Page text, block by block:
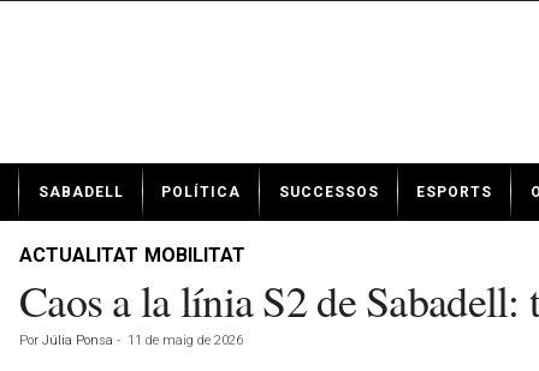
t
SABADELL POLÍTICA SUCCESSOS ESPORTS
ACTUALITAT MOBILITAT
Caos a la línia S2 de
Por Júlia Ponsa - 11 de maig de 2026